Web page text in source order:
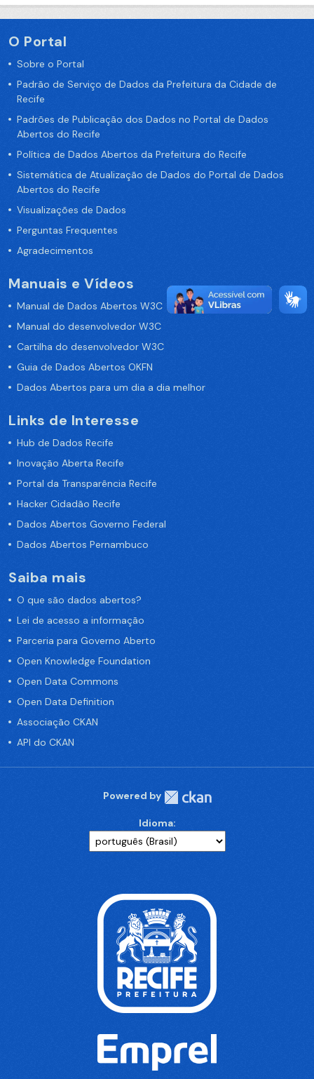
O Portal
Sobre o Portal
Padrão de Serviço de Dados da Prefeitura da Cidade de
Recife
Padrões de Publicação dos Dados no Portal de Dados
Abertos do Recife
Política de Dados Abertos da Prefeitura do Recife
Sistemática de Atualização de Dados do Portal de Dados
Abertos do Recife
Visualizações de Dados
Perguntas Frequentes
Agradecimentos
Manuais e Vídeos
Manual de Dados Abertos W3C
Manual do desenvolvedor W3C
Cartilha do desenvolvedor W3C
Guia de Dados Abertos OKFN
Dados Abertos para um dia a dia melhor
Links de Interesse
Hub de Dados Recife
Inovação Aberta Recife
Portal da Transparência Recife
Hacker Cidadão Recife
Dados Abertos Governo Federal
Dados Abertos Pernambuco
Saiba mais
O que são dados abertos?
Lei de acesso a informação
Parceria para Governo Aberto
Open Knowledge Foundation
Open Data Commons
Open Data Definition
Associação CKAN
API do CKAN
Powered by
Idioma